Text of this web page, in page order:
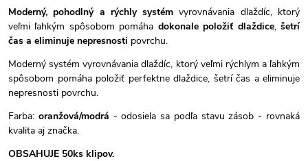
Moderný, pohodlný a rýchly systém vyrovnávania dlaždíc, ktorý
veľmi ľahkým spôsobom pomáha dokonale položiť dlaždice,šetrí
čas a eliminuje nepresnosti povrchu.
Moderný systém vyrovnávania dlaždíc, ktorý veľmi rýchlym a ľahkým
spôsobom pomáha položiť perfektne dlaždice, šetrí čas a eliminuje
nepresnosti povrchu.
Farba: oranžová/modrá - odosiela sa podľa stavu zásob - rovnaká
kvalita aj značka.
OBSAHUJE 50ks klipov.